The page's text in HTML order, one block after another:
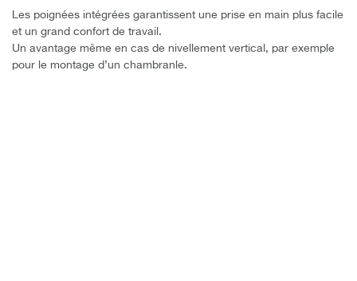
Les poignées intégrées garantissent une prise en main plus facile
et un grand confort de travail.
Un avantage même en cas de nivellement vertical, par exemple
pour le montage d’un chambranle.